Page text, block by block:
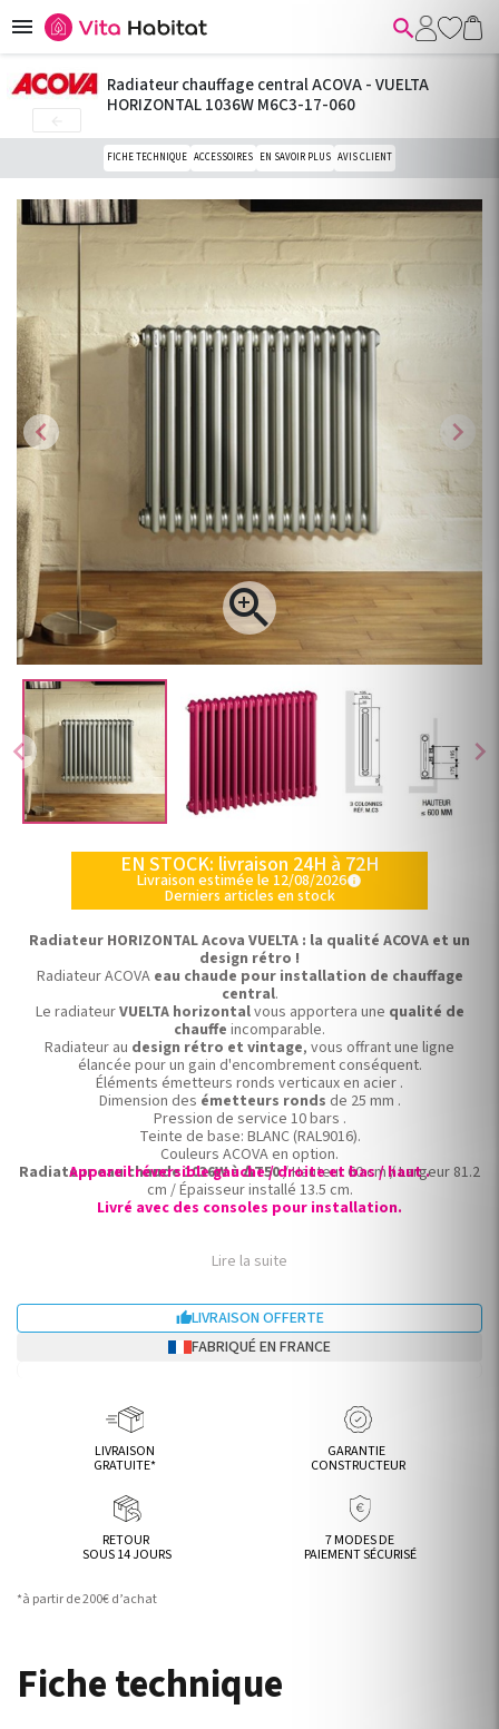
 
chevron_left chevron_right
chevron_left

chevron_right
Radiateur chauffage central ACOVA - VUELTA
HORIZONTAL 1036W M6C3-17-060
FICHE TECHNIQUE ACCESSOIRES EN SAVOIR PLUS AVIS CLIENT
EN STOCK: livraison 24H à 72H
Livraison estimée le 12/08/2026info
Derniers articles en stock
Radiateur HORIZONTAL Acova VUELTA : la qualité ACOVA et un
design rétro !
Radiateur ACOVA eau chaude pour installation de chauffage
central.
Le radiateurVUELTA horizontalvous apportera une qualité de
chauffe incomparable.
Radiateur au design rétro et vintage, vous offrant une ligne
élancée pour un gain d'encombrement conséquent.
Éléments émetteurs ronds verticaux en acier .
Dimension des émetteurs ronds de 25 mm .
Pression de service 10 bars .
Teinte de base: BLANC (RAL9016).
Couleurs ACOVA en option.
Radiateur eau chaude 1036W à ∆T50/ Hauteur 60 cm / Largeur 81.2
cm / Épaisseur installé 13.5 cm.
Appareil réversible gauche / droite et bas / haut .
Livré avec des consoles pour installation.
Lire la suite
LIVRAISON OFFERTE
FABRIQUÉ EN FRANCE
LIVRAISON
GRATUITE*
GARANTIE
CONSTRUCTEUR
RETOUR
SOUS 14 JOURS
7 MODES DE
PAIEMENT SÉCURISÉ
*à partir de 200€ d’achat
Fiche technique